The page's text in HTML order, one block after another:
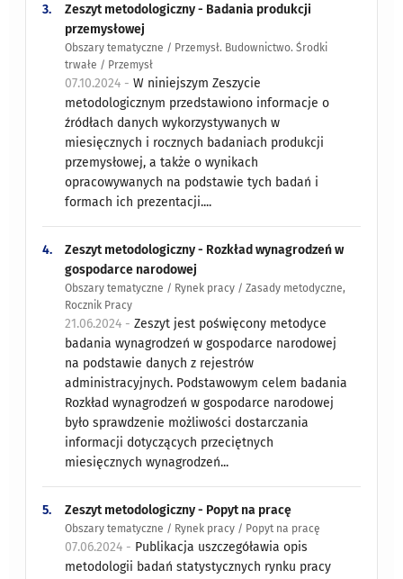
3.
Zeszyt metodologiczny - Badania produkcji
przemysłowej
Obszary tematyczne / Przemysł. Budownictwo. Środki
trwałe / Przemysł
07.10.2024 -W niniejszym Zeszycie
metodologicznym przedstawiono informacje o
źródłach danych wykorzystywanych w
miesięcznych i rocznych badaniach produkcji
przemysłowej, a także o wynikach
opracowywanych na podstawie tych badań i
formach ich prezentacji....
4.
Zeszyt metodologiczny - Rozkład wynagrodzeń w
gospodarce narodowej
Obszary tematyczne / Rynek pracy / Zasady metodyczne,
Rocznik Pracy
21.06.2024 -Zeszyt jest poświęcony metodyce
badania wynagrodzeń w gospodarce narodowej
na podstawie danych z rejestrów
administracyjnych. Podstawowym celem badania
Rozkład wynagrodzeń w gospodarce narodowej
było sprawdzenie możliwości dostarczania
informacji dotyczących przeciętnych
miesięcznych wynagrodzeń...
5. Zeszyt metodologiczny - Popyt na pracę
Obszary tematyczne / Rynek pracy / Popyt na pracę
07.06.2024 - Publikacja uszczegóławia opis
metodologii badań statystycznych rynku pracy